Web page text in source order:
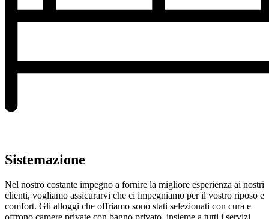
Sistemazione
Nel nostro costante impegno a fornire la migliore esperienza ai nostri
clienti, vogliamo assicurarvi che ci impegniamo per il vostro riposo e
comfort. Gli alloggi che offriamo sono stati selezionati con cura e